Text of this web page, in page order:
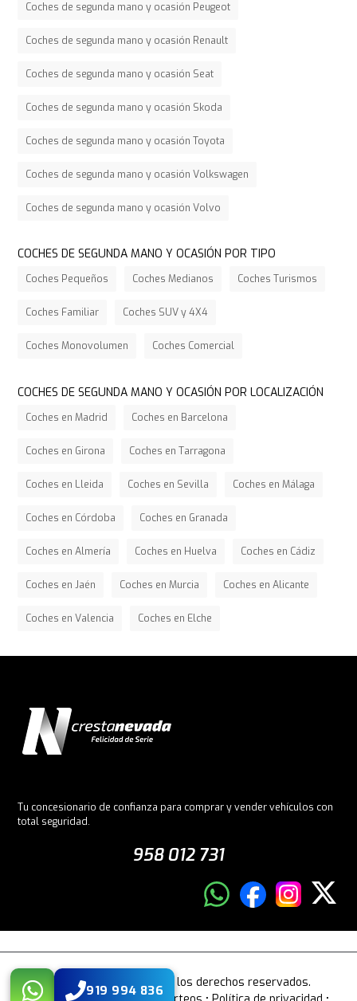
919 994 836
Coches de segunda mano y ocasión Peugeot
Coches de segunda mano y ocasión Renault
Coches de segunda mano y ocasión Seat
Coches de segunda mano y ocasión Skoda
Coches de segunda mano y ocasión Toyota
Coches de segunda mano y ocasión Volkswagen
Coches de segunda mano y ocasión Volvo
COCHES DE SEGUNDA MANO Y OCASIÓN POR TIPO
Coches Pequeños Coches Medianos Coches Turismos
Coches Familiar Coches SUV y 4X4
Coches Monovolumen Coches Comercial
COCHES DE SEGUNDA MANO Y OCASIÓN POR LOCALIZACIÓN
Coches en Madrid Coches en Barcelona
Coches en Girona Coches en Tarragona
Coches en Lleida Coches en Sevilla Coches en Málaga
Coches en Córdoba Coches en Granada
Coches en Almería Coches en Huelva Coches en Cádiz
Coches en Jaén Coches en Murcia Coches en Alicante
Coches en Valencia Coches en Elche
Tu concesionario de confianza para comprar y vender vehículos con
total seguridad.
958 012 731
© 2026 Crestanevada. Todos los derechos reservados.